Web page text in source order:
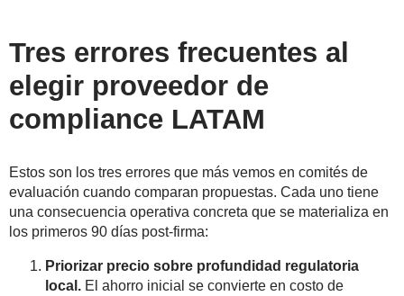
Tres errores frecuentes al
elegir proveedor de
compliance LATAM
Estos son los tres errores que más vemos en comités de
evaluación cuando comparan propuestas. Cada uno tiene
una consecuencia operativa concreta que se materializa en
los primeros 90 días post-firma:
Priorizar precio sobre profundidad regulatoria
local. El ahorro inicial se convierte en costo de